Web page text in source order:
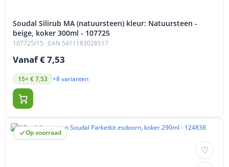
Soudal Silirub MA (natuursteen) kleur: Natuursteen -
beige, koker 300ml - 107725
107725/15 · EAN 5411183028517
Vanaf € 7,53
15+ € 7,53 +8 varianten
Op voorraad